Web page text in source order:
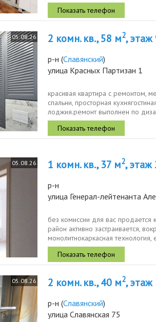
детские сады...
05.08.26 2 комн. кв., 58 м2,
р-н (Славянский)
улица Красных Партизан 1
красивая квартира с ремонтом,
спальни, просторная
лоджия.ремонт выполнен по
уютный мкр,...
05.08.26 1 комн. кв., 37 м2, этаж
р-н
улица Генерал-лейтенанта
без комиссии для вас
район активно застраивается,
монолитнокаркасная
материалы...
05.08.26 2 комн. кв., 40 м2, этаж
р-н (Славянский)
улица Славянская 75